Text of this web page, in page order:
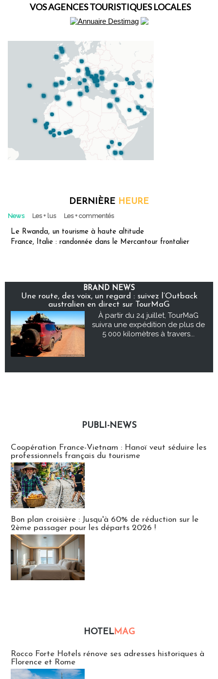
VOS AGENCES TOURISTIQUES LOCALES
DERNIÈRE HEURE
News Les + lus Les + commentés
Le Rwanda, un tourisme à haute altitude
France, Italie : randonnée dans le Mercantour frontalier
BRAND NEWS
Une route, des voix, un regard : suivez l’Outback
australien en direct sur TourMaG
À partir du 24 juillet, TourMaG
suivra une expédition de plus de
5 000 kilomètres à travers...
PUBLI-NEWS
Coopération France-Vietnam : Hanoï veut séduire les
professionnels français du tourisme
Bon plan croisière : Jusqu'à 60% de réduction sur le
2ème passager pour les départs 2026 !
HOTELMAG
Rocco Forte Hotels rénove ses adresses historiques à
Florence et Rome